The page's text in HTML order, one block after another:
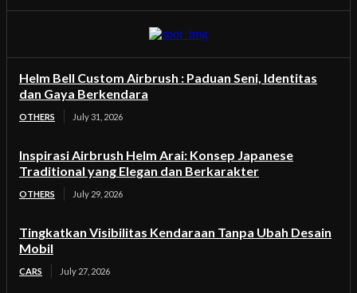
Helm Bell Custom Airbrush : Paduan Seni, Identitas
dan Gaya Berkendara
OTHERS July 31, 2026
Inspirasi Airbrush Helm Arai: Konsep Japanese
Traditional yang Elegan dan Berkarakter
OTHERS July 29, 2026
Tingkatkan Visibilitas Kendaraan Tanpa Ubah Desain
Mobil
CARS July 27, 2026